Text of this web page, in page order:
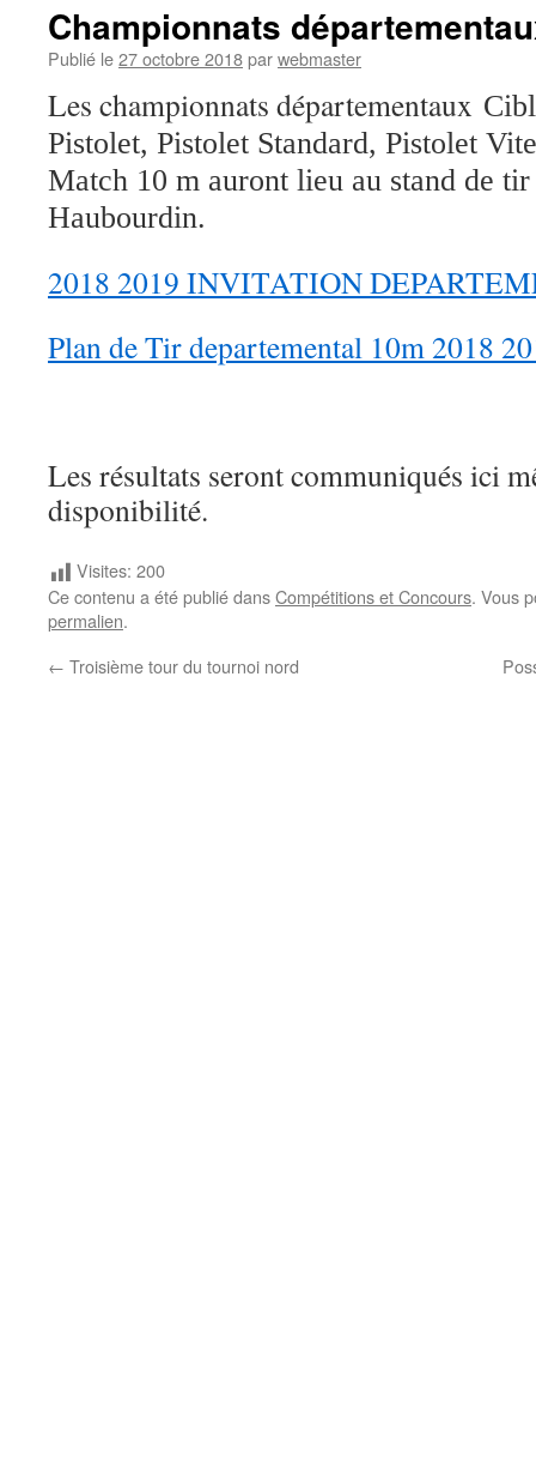
Championnats
Publié le27 octobre 2018parwebmaster
Les championnats départementaux
Pistolet, Pistolet Standard, Pistolet
Match 10 m auront lieu au stand de
Haubourdin.
2018 2019 INVITATION
Plan de Tir departemental 10m 2018
Les résultats seront communiqués ici
disponibilité.
Visites: 200
Ce contenu a été publié dansCompétitions et Concours. Vous
permalien.
← Troisième tour du tournoi nord